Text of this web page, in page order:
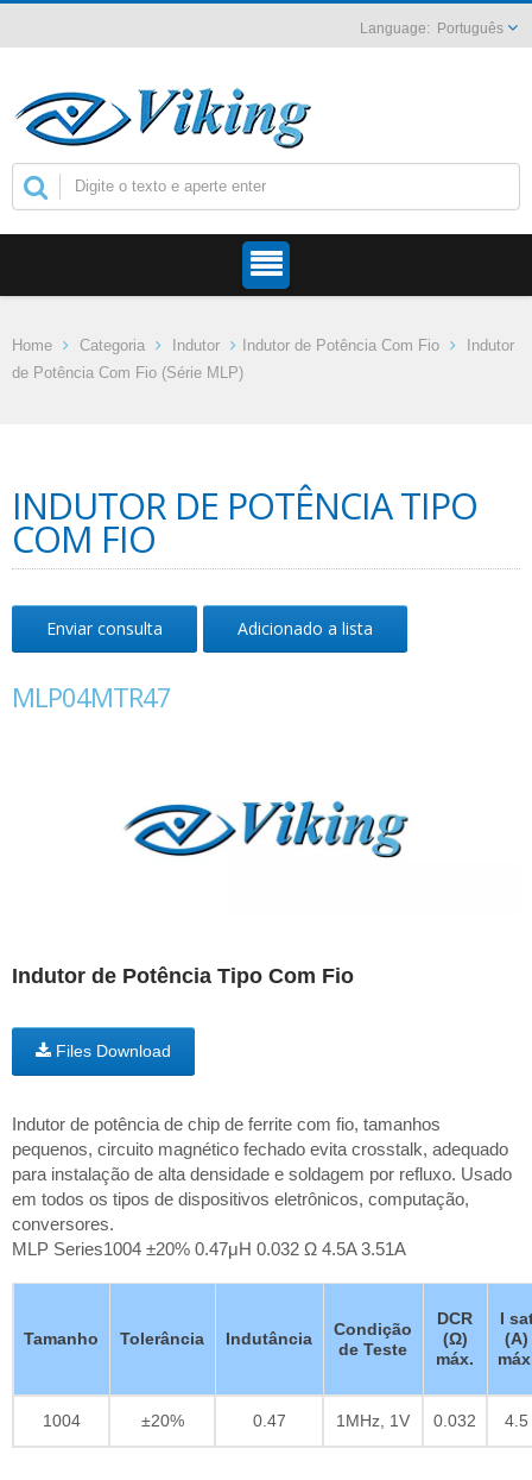
Português
Home Categoria Indutor Indutor de Potência Com Fio
Indutor
de Potência Com Fio (Série MLP)
INDUTOR DE POTÊNCIA TIPO
COM FIO
Enviar consulta Adicionado a lista
MLP04MTR47
Indutor de Potência Tipo Com Fio
Files Download
Indutor de potência de chip de ferrite com fio, tamanhos
pequenos, circuito magnético fechado evita crosstalk, adequado
para instalação de alta densidade e soldagem por refluxo. Usado
em todos os tipos de dispositivos eletrônicos, computação,
conversores.
MLP Series1004 ±20% 0.47μH 0.032 Ω 4.5A 3.51A
Tamanho Tolerância Indutância
Condição
de Teste
DCR
(Ω)
máx.
I
(A)
1004 ±20% 0.47 1MHz, 1V 0.032 4.5